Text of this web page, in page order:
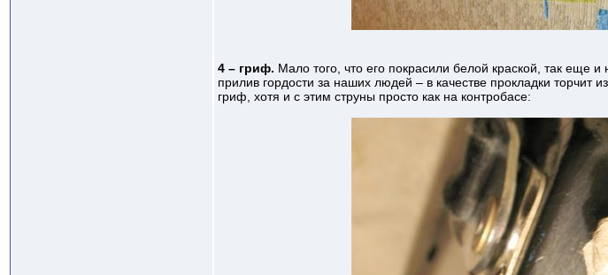
4 – гриф. Мало того, что его покрасили белой краской, так еще
прилив гордости за наших людей – в качестве прокладки
гриф, хотя и с этим струны просто как на контробасе: